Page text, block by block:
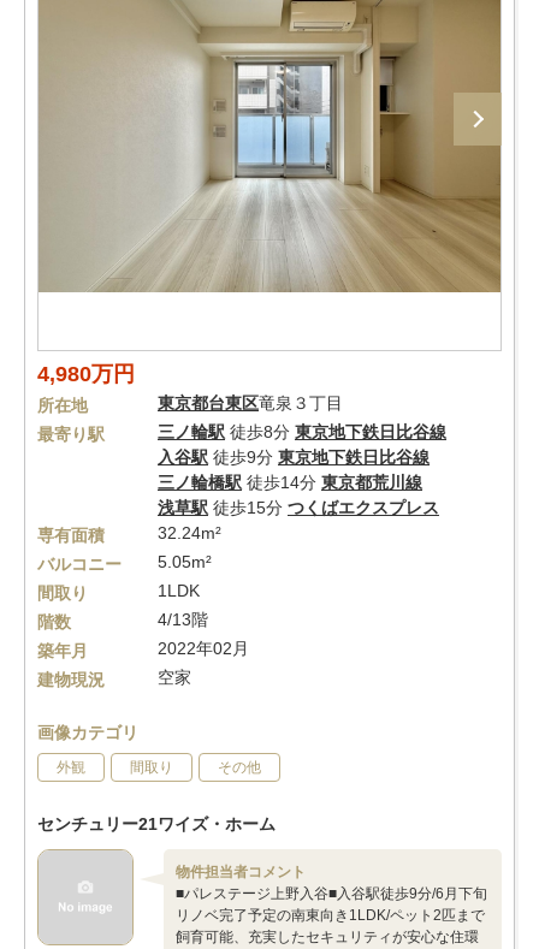
4,980万円
所在地 東京都台東区竜泉３丁目
最寄り駅
三ノ輪駅 徒歩8分 東京地下鉄日比谷線
入谷駅 徒歩9分 東京地下鉄日比谷線
三ノ輪橋駅 徒歩14分 東京都荒川線
浅草駅 徒歩15分 つくばエクスプレス
専有面積
32.24m²
バルコニー
5.05m²
間取り
1LDK
階数
4/13階
築年月
2022年02月
建物現況
空家
画像カテゴリ
外観 間取り その他
センチュリー21ワイズ・ホーム
物件担当者コメント
■パレステージ上野入谷■入谷駅徒歩9分/6月下旬
リノベ完了予定の南東向き1LDK/ペット2匹まで
飼育可能、充実したセキュリティが安心な住環